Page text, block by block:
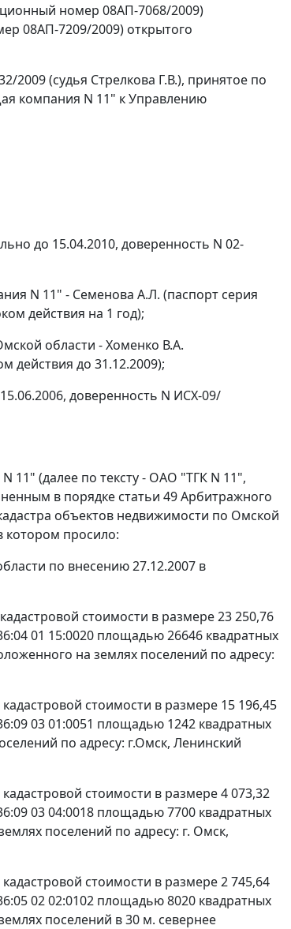
номер 08АП-7068/2009)
08АП-7209/2009) открытого
2009 (судья Стрелкова Г.В.), принятое по
компания N 11" к Управлению
до 15.04.2010, доверенность N 02-
N 11" - Семенова А.Л. (паспорт серия
действия на 1 год);
области - Хоменко В.А.
действия до 31.12.2009);
доверенность N ИСХ-09/
(далее по тексту - ОАО "ТГК N 11",
в порядке статьи 49Арбитражного
объектов недвижимости по Омской
котором просило:
по внесению 27.12.2007 в
стоимости в размере 23 250,76
01 15:0020 площадью 26646 квадратных
на землях поселений по адресу:
стоимости в размере 15 196,45
03 01:0051 площадью 1242 квадратных
по адресу: г.Омск, Ленинский
стоимости в размере 4 073,32
03 04:0018 площадью 7700 квадратных
поселений по адресу: г. Омск,
стоимости в размере 2 745,64
02 02:0102 площадью 8020 квадратных
поселений в 30 м. севернее